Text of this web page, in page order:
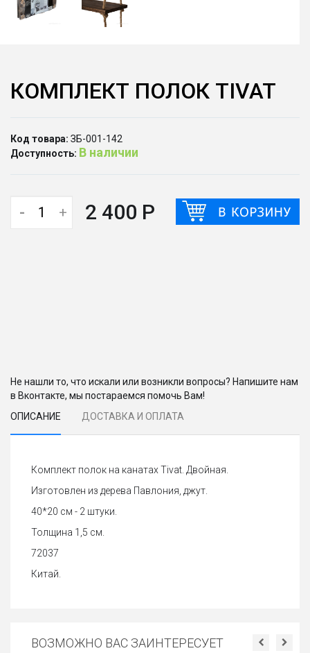
КОМПЛЕКТ ПОЛОК TIVAT
Код товара: ЗБ-001-142
Доступность: В наличии
- + 2 400 Р
Не нашли то, что искали или возникли вопросы? Напишите нам
в Вконтакте, мы постараемся помочь Вам!
ОПИСАНИЕ
ДОСТАВКА И ОПЛАТА
Комплект полок на канатах Tivat. Двойная.
Изготовлен из дерева Павлония, джут.
40*20 см - 2 штуки.
Толщина 1,5 см.
72037
Китай.
ВОЗМОЖНО ВАС ЗАИНТЕРЕСУЕТ